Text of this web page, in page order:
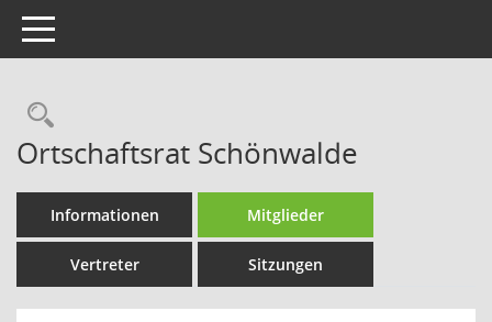
Toggle navigation
Rechercheauswahl
Ortschaftsrat Schönwalde
Informationen Mitglieder
Vertreter Sitzungen